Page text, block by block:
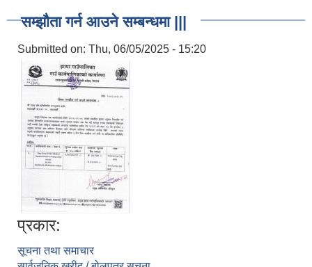
सम्झौता गर्न आउने सम्बन्धमा |||
Submitted on: Thu, 06/05/2025 - 15:20
प्रकार:
सूचना तथा समाचार